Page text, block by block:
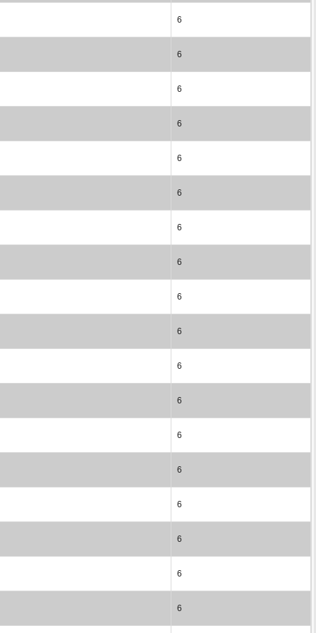
6
6
6
6
6
6
6
6
6
6
6
6
6
6
6
6
6
6